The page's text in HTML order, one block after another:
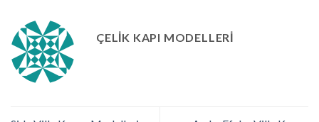
ÇELIK KAPI MODELLERI